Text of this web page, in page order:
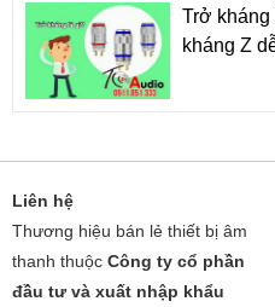
Trở kháng
kháng Z
Liên hệ
Thương hiệu bán lẻ thiết bị âm
thanh thuộc Công ty cổ phần
đầu tư và xuất nhập khẩu